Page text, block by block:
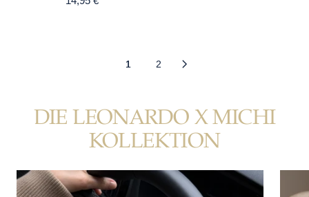
1 2
DIE LEONARDO X MICHI
KOLLEKTION